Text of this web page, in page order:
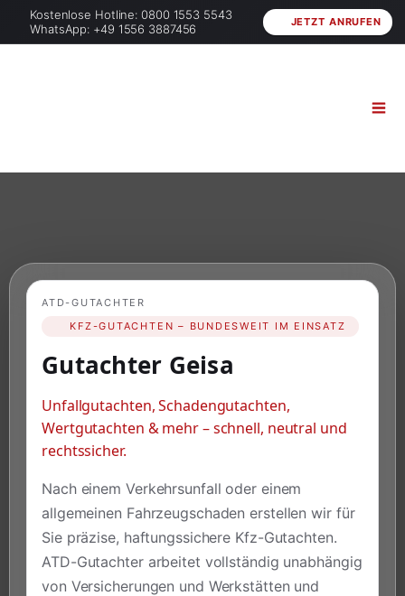
Kostenlose Hotline: 0800 1553 5543
WhatsApp: +49 1556 3887456
JETZT ANRUFEN
ATD-GUTACHTER
KFZ-GUTACHTEN – BUNDESWEIT IM EINSATZ
Gutachter Geisa
Unfallgutachten, Schadengutachten,
Wertgutachten & mehr – schnell, neutral und
rechtssicher.
Nach einem Verkehrsunfall oder einem
allgemeinen Fahrzeugschaden erstellen wir für
Sie präzise, haftungssichere Kfz-Gutachten.
ATD-Gutachter arbeitet vollständig unabhängig
von Versicherungen und Werkstätten und